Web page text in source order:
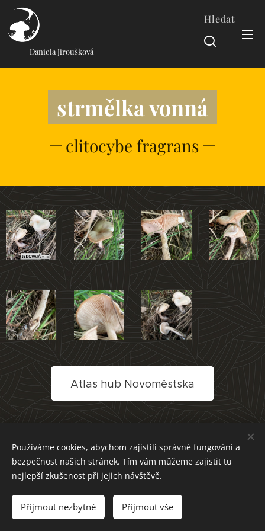
Daniela Jiroušková
Hledat
strmělka vonná
clitocybe fragrans
Atlas hub Novoměstska
Cookies
Používáme cookies, abychom zajistili správné fungování a
bezpečnost našich stránek. Tím vám můžeme zajistit tu
nejlepší zkušenost při jejich návštěvě.
Přijmout nezbytné Přijmout vše